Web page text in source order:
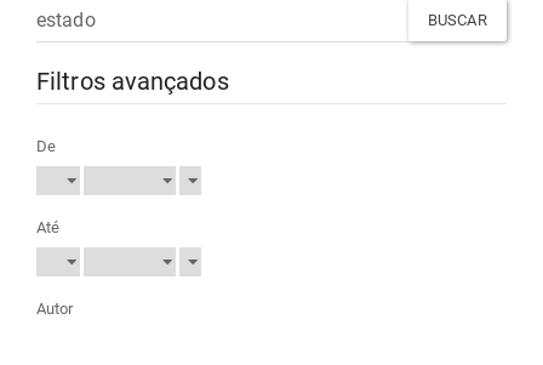
Pesquisar
termo
Filtros avançados
De
Até
Autor